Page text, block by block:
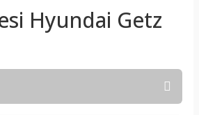
Hyundai Getz